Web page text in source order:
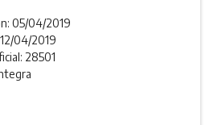
05/04/2019
12/04/2019
28501